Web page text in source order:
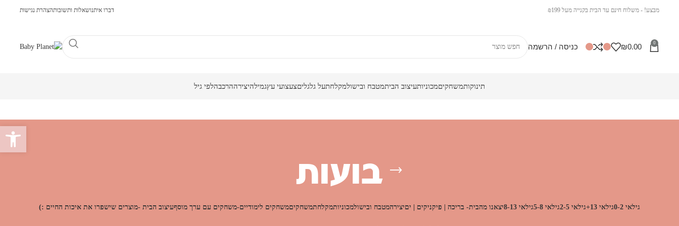
מבצע! - משלוח חינם עד הבית בקנייה מעל ₪199 דברו איתנושאלות ותשובותהצהרת נגישות
0
₪0.00 כניסה / הרשמה
תינוקותמשחקיםמכוניותעיצוב הביתמטבח ובישולמקלחתעל גלגליםצעצועי עץגמילהיצירההרכבהלפי גיל
בועות
גילאי 0-2 גילאי 13+ גילאי 2-5 גילאי 5-8 גילאי 8-13 יצאנו מהבית- בריכה | פיקניקים | יםיצירהמטבח ובישולמכוניותמקלחתמשחקיםמשחקים לימודיים-משחקים עם ערך מוסףעיצוב הבית -מוצרים שישפרו את איכות החיים :)
פתח